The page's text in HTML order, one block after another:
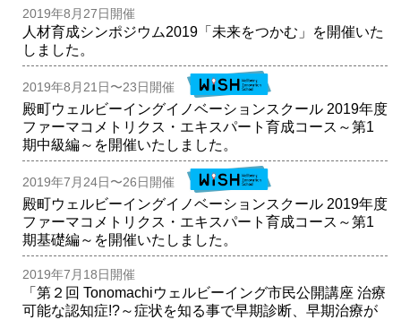
2019年8月27日開催
人材育成シンポジウム2019「未来をつかむ」を開催いた
しました。
2019年8月21日〜23日開催
殿町ウェルビーイングイノベーションスクール 2019年度
ファーマコメトリクス・エキスパート育成コース～第1
期中級編～を開催いたしました。
2019年7月24日〜26日開催
殿町ウェルビーイングイノベーションスクール 2019年度
ファーマコメトリクス・エキスパート育成コース～第1
期基礎編～を開催いたしました。
2019年7月18日開催
「第２回 Tonomachiウェルビーイング市民公開講座 治療
可能な認知症!?～症状を知る事で早期診断、早期治療が